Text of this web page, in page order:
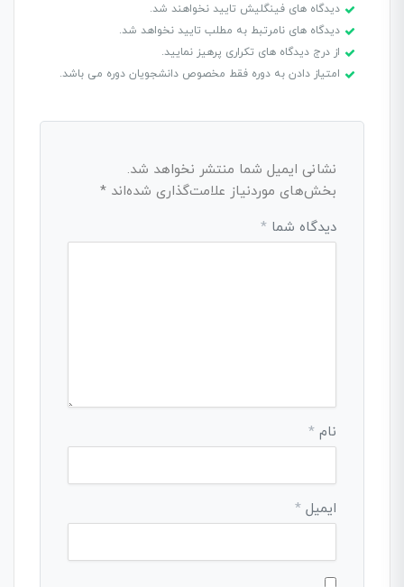
دیدگاه های فینگلیش تایید نخواهند شد.
دیدگاه های نامرتبط به مطلب تایید نخواهد شد.
از درج دیدگاه های تکراری پرهیز نمایید.
امتیاز دادن به دوره فقط مخصوص دانشجویان دوره می باشد.
نشانی ایمیل شما منتشر نخواهد شد.
بخش‌های موردنیاز علامت‌گذاری شده‌اند *
دیدگاه شما *
نام *
ایمیل *